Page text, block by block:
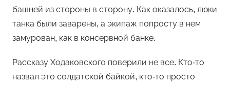
башней из стороны в сторону. Как оказалось, люки
танка были заварены, а экипаж попросту в нем
замурован, как в консервной банке.
Рассказу Ходаковского поверили не все. Кто-то
назвал это солдатской байкой, кто-то просто